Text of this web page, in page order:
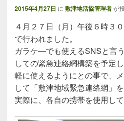
2015年4月27日 に 敷津地活協管理者が
４月２７日（月）午後６時３
で行われました。
ガラケ―でも使えるSNSと言
しての緊急連絡網構築を予定
軽に使えるようにとの事で、
して「敷津地域緊急連絡網」を
実際に、各自の携帯を使用し